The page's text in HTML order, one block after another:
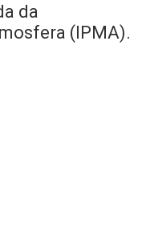
da
(IPMA).